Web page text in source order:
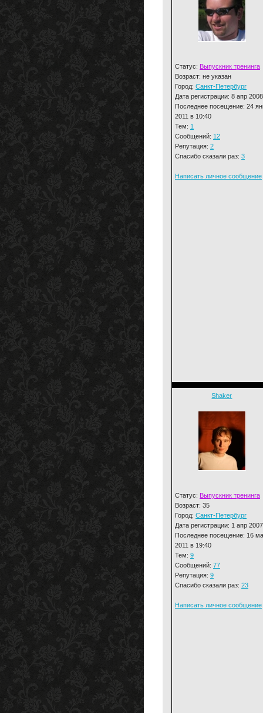
Статус: Выпускник тренинга
Возраст: не указан
Город: Санкт-Петербург
Дата регистрации: 8 апр 2008
Последнее посещение: 24
2011 в 10:40
Тем: 1
Сообщений: 12
Репутация: 2
Спасибо сказали раз: 3
Написать личное сообщение
Shaker
Статус: Выпускник тренинга
Возраст: 35
Город: Санкт-Петербург
Дата регистрации: 1 апр 2007
Последнее посещение: 16
2011 в 19:40
Тем: 9
Сообщений: 77
Репутация: 9
Спасибо сказали раз: 23
Написать личное сообщение